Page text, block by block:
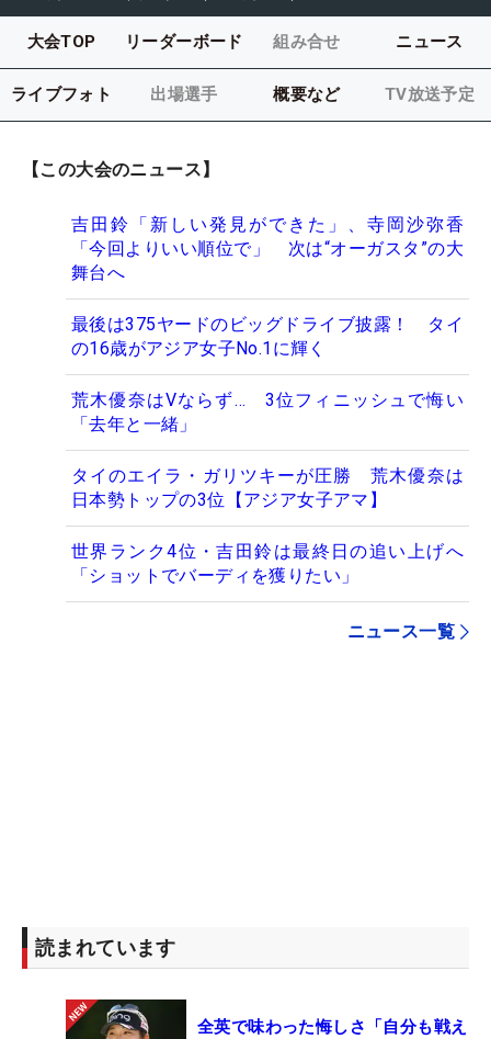
大会TOP リーダーボード 組み合せ ニュース
ライブフォト 出場選手 概要など TV放送予定
【この大会のニュース】
吉田鈴「新しい発見ができた」、寺岡沙弥香
「今回よりいい順位で」 次は“オーガスタ”の大
舞台へ
最後は375ヤードのビッグドライブ披露！ タイ
の16歳がアジア女子No.1に輝く
荒木優奈はVならず… 3位フィニッシュで悔い
「去年と一緒」
タイのエイラ・ガリツキーが圧勝 荒木優奈は
日本勢トップの3位【アジア女子アマ】
世界ランク4位・吉田鈴は最終日の追い上げへ
「ショットでバーディを獲りたい」
ニュース一覧
読まれています
全英で味わった悔しさ「自分も戦え